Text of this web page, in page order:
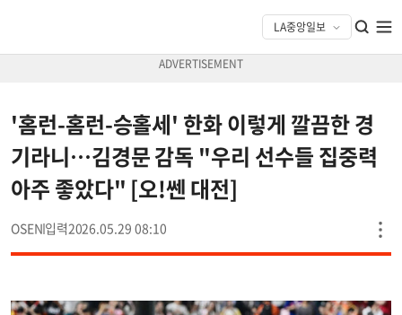
'홈런-홈런-승홀세' 한화 이렇게 깔끔한 경
기라니…김경문 감독 "우리 선수들 집중력
아주 좋았다" [오!쎈 대전]
OSEN 2026.05.29 08:10